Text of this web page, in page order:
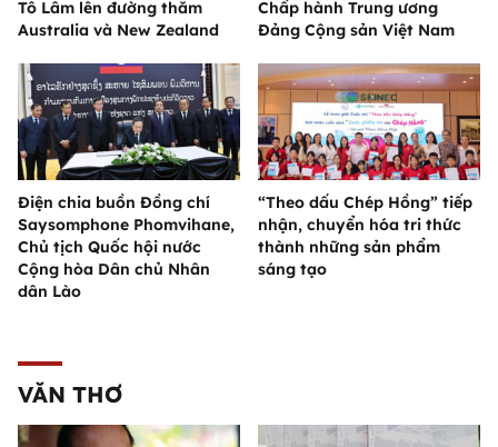
Tô Lâm lên đường thăm
Australia và New Zealand
Chấp hành Trung ương
Đảng Cộng sản Việt Nam
Điện chia buồn Đồng chí
Saysomphone Phomvihane,
Chủ tịch Quốc hội nước
Cộng hòa Dân chủ Nhân
dân Lào
“Theo dấu Chép Hồng” tiếp
nhận, chuyển hóa tri thức
thành những sản phẩm
sáng tạo
VĂN THƠ